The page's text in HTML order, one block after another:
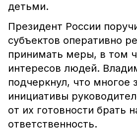
детьми.
Президент России
субъектов оперативно
принимать меры, в том
интересов людей.
подчеркнул, что многое
инициативы
от их готовности брать
ответственность.